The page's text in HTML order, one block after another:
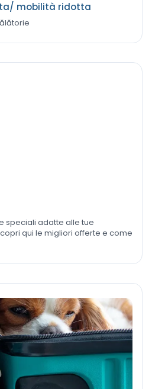
mobilità ridotta
speciali adatte alle tue
qui le migliori offerte e come